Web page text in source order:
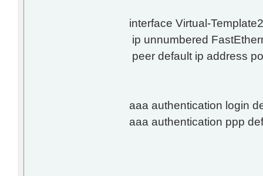
interface Virtual-
ip unnumbered
peer default ip address
aaa authentication login
aaa authentication ppp